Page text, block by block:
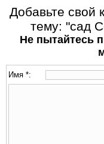
Добавьте свой
тему: "сад
Не пытайтесь
Имя *: